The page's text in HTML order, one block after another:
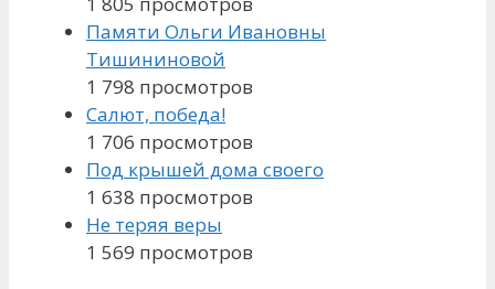
Памяти Ольги Ивановны
Тишининовой
1 798 просмотров
Салют, победа!
1 706 просмотров
Под крышей дома своего
1 638 просмотров
Не теряя веры
1 569 просмотров